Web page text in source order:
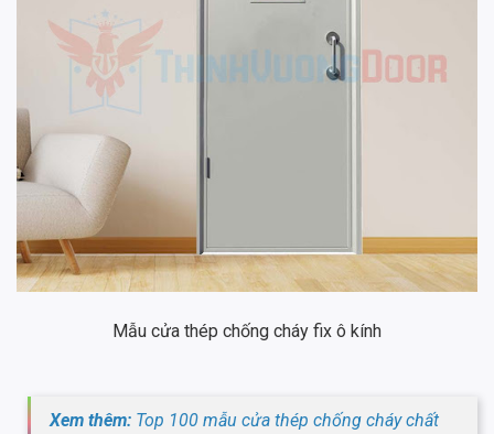
Mẫu cửa thép chống cháy fix ô kính
Xem thêm: Top 100 mẫu cửa thép chống cháy chất